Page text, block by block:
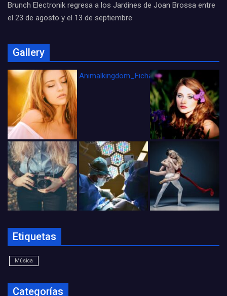
Brunch Electronik regresa a los Jardines de Joan Brossa entre
el 23 de agosto y el 13 de septiembre
Gallery
Animalkingdom_FichaCine
Etiquetas
Música
Categorías